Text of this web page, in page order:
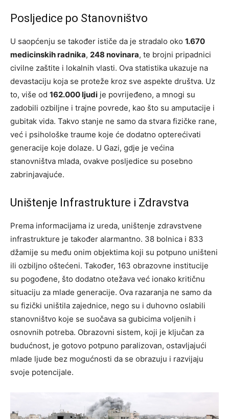
Posljedice po Stanovništvo
U saopćenju se također ističe da je stradalo oko 1.670
medicinskih radnika, 248 novinara, te brojni pripadnici
civilne zaštite i lokalnih vlasti. Ova statistika ukazuje na
devastaciju koja se proteže kroz sve aspekte društva. Uz
to, više od 162.000 ljudi je povrijeđeno, a mnogi su
zadobili ozbiljne i trajne povrede, kao što su amputacije i
gubitak vida. Takvo stanje ne samo da stvara fizičke rane,
već i psihološke traume koje će dodatno opterećivati
generacije koje dolaze. U Gazi, gdje je većina
stanovništva mlada, ovakve posljedice su posebno
zabrinjavajuće.
Uništenje Infrastrukture i Zdravstva
Prema informacijama iz ureda, uništenje zdravstvene
infrastrukture je također alarmantno. 38 bolnica i 833
džamije su među onim objektima koji su potpuno uništeni
ili ozbiljno oštećeni. Također, 163 obrazovne institucije
su pogođene, što dodatno otežava već ionako kritičnu
situaciju za mlade generacije. Ova razaranja ne samo da
su fizički uništila zajednice, nego su i duhovno oslabili
stanovništvo koje se suočava sa gubicima voljenih i
osnovnih potreba. Obrazovni sistem, koji je ključan za
budućnost, je gotovo potpuno paralizovan, ostavljajući
mlade ljude bez mogućnosti da se obrazuju i razvijaju
svoje potencijale.